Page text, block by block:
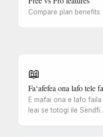
Compare plan benefits
📖
Faʻafefea ona lafo tele
E mafai ona e lafo
leai se totogi ile